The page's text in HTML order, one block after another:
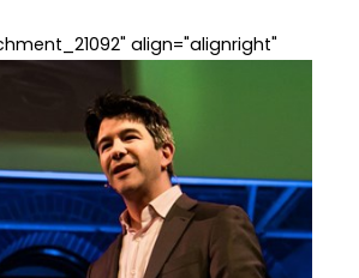
align="alignright"